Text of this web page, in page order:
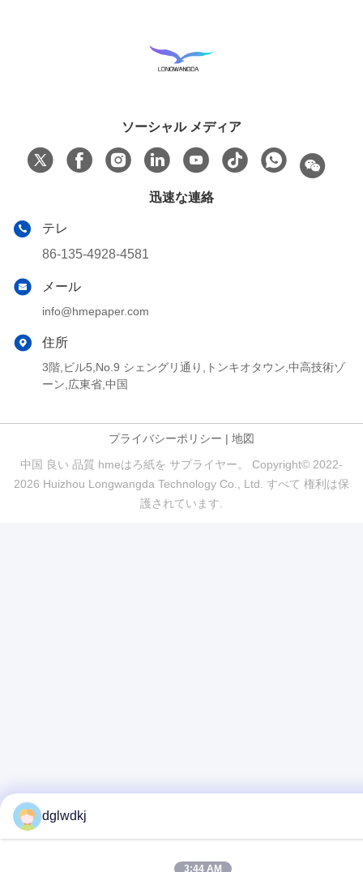
ソーシャル メディア
迅速な連絡
テレ
86-135-4928-4581
メール
info@hmepaper.com
住所
3階,ビル5,No.9 シェングリ通り,トンキオタウン,中高技術ゾ
ーン,広東省,中国
プライバシーポリシー | 地図
中国 良い 品質 hmeはろ紙を サプライヤー。 Copyright© 2022-
2026 Huizhou Longwangda Technology Co., Ltd. すべて 権利は保
護されています.
dglwdkj
3:44 AM